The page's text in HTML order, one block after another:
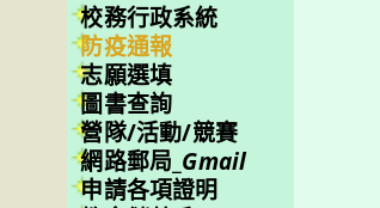
校務行政系統
防疫通報
志願選填
圖書查詢
營隊/活動/競賽
網路郵局_ Gmail
申請各項證明